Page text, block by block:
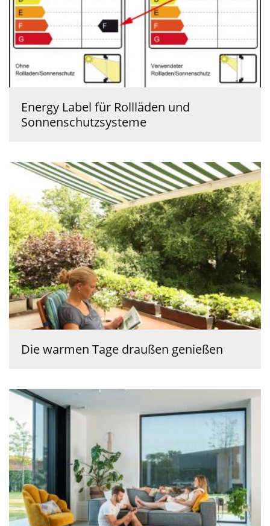
Energy Label für Rollläden und
Sonnenschutzsysteme
Die warmen Tage draußen genießen